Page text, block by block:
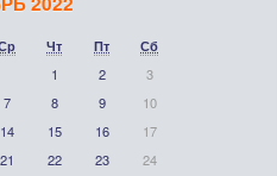
Чт Пт
Сб
1
2
3
7 8 9
10
14 15 16
17
21 22 23
24